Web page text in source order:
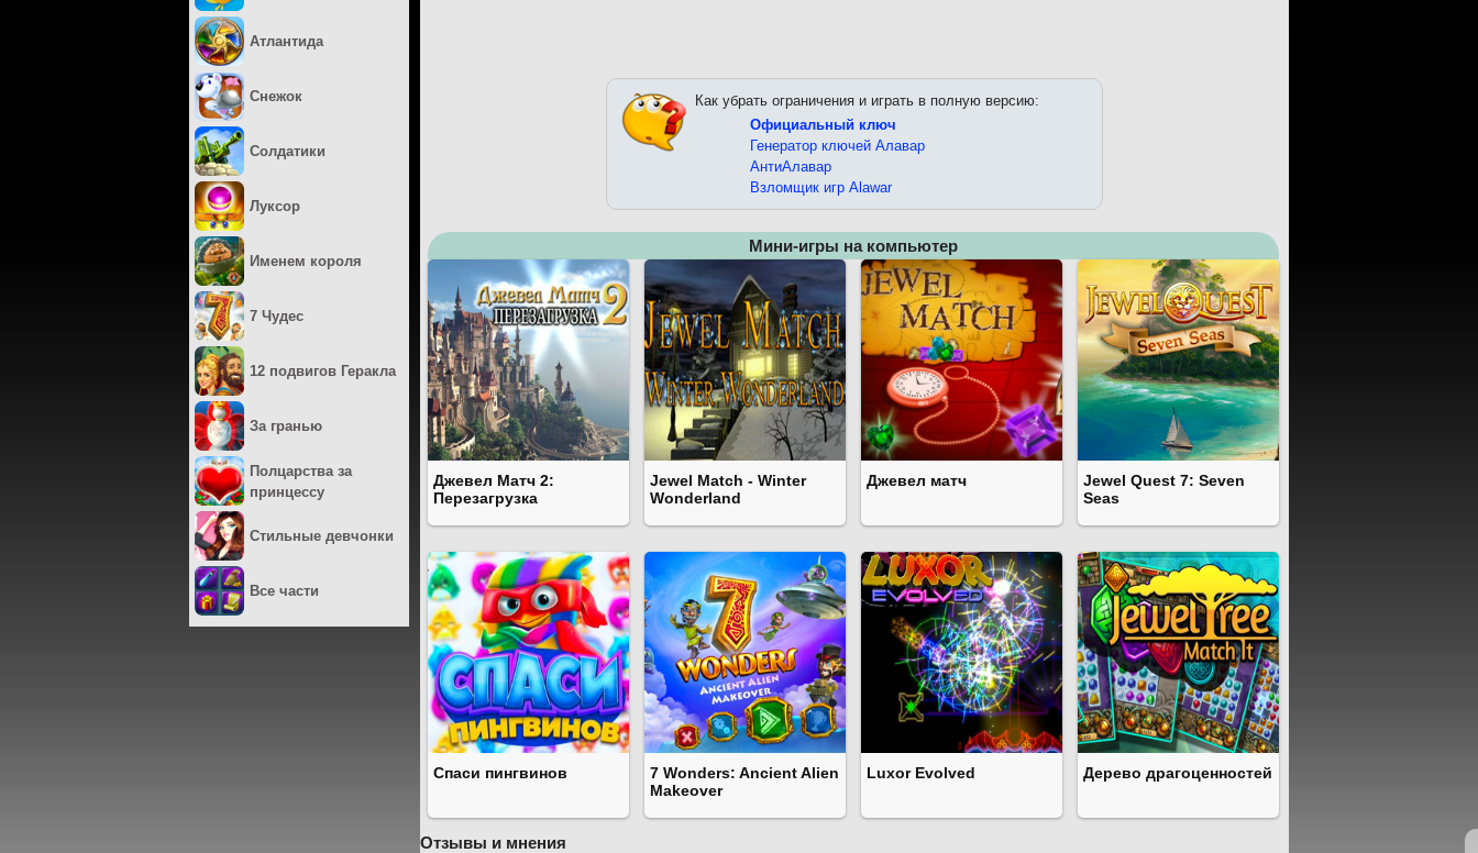
Как убрать ограничения и играть в полную версию:
Официальный ключ
Генератор ключей Алавар
АнтиАлавар
Взломщик игр Alawar
Мини-игры на компьютер
Джевел Матч 2:
Перезагрузка
Jewel Match - Winter
Wonderland
Джевел матч
Jewel Quest 7: Seven
Seas
Спаси пингвинов
7 Wonders: Ancient Alien
Makeover
Luxor Evolved Дерево драгоценностей
Отзывы и мнения
Атлантида
Снежок
Солдатики
Луксор
Именем короля
7 Чудес
12 подвигов Геракла
За гранью
Полцарства за
принцессу
Стильные девчонки
Все части